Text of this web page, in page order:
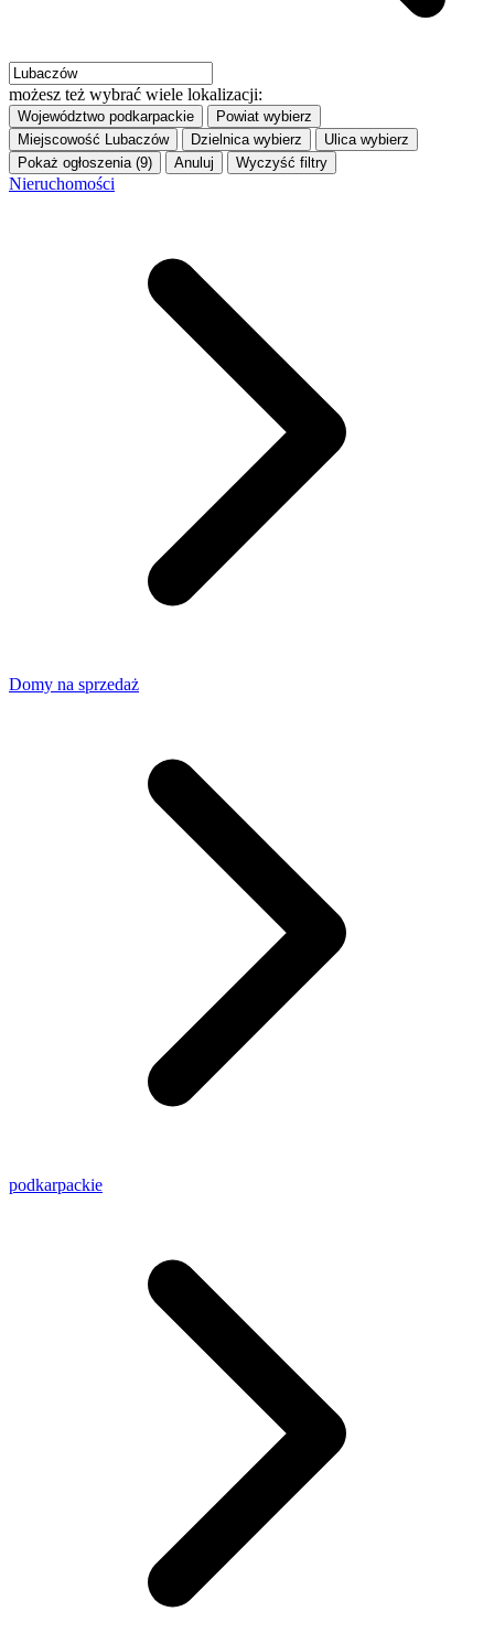
możesz też wybrać wiele lokalizacji:
Województwo podkarpackie Powiat wybierz
Miejscowość
Lubaczów Dzielnica wybierz Ulica wybierz
Pokaż ogłoszenia (9)
Anuluj Wyczyść filtry
Nieruchomości
Domy na sprzedaż
podkarpackie